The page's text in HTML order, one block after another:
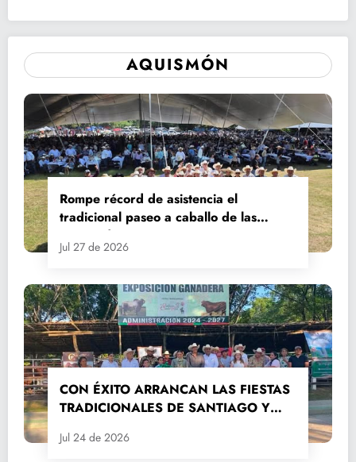
AQUISMÓN
Rompe récord de asistencia el
tradicional paseo a caballo de las
Fiestas de Santiago y Santa Ana
Jul 27 de 2026
CON ÉXITO ARRANCAN LAS FIESTAS
TRADICIONALES DE SANTIAGO Y
Jul 24 de 2026